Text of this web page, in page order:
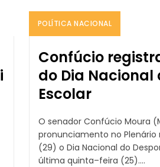
POLÍTICA NACIONAL
Confúcio
do Dia Nacional
Escolar
O senador Confúcio Moura
pronunciamento no
(29) o Dia Nacional do
última quinta–feira (25)....